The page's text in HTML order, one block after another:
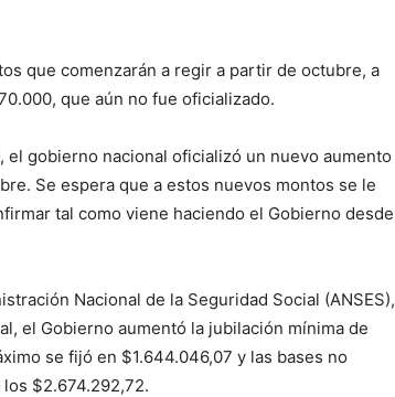
que comenzarán a regir a partir de octubre, a
que aún no fue oficializado.
gobierno nacional oficializó un nuevo aumento
Se espera que a estos nuevos montos se le
tal como viene haciendo el Gobierno desde
Nacional de la Seguridad Social (ANSES),
el Gobierno aumentó la jubilación mínima de
se fijó en $1.644.046,07 y las bases no
$2.674.292,72.